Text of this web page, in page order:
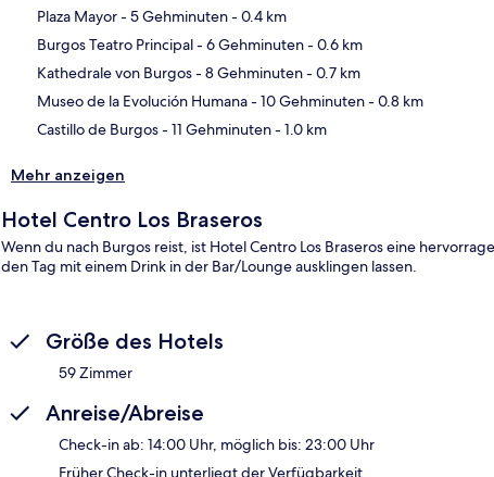
Plaza Mayor- 5 Gehminuten- 0.4 km
Burgos Teatro Principal- 6 Gehminuten- 0.6 km
Kathedrale von Burgos- 8 Gehminuten- 0.7 km
Museo de la Evolución Humana- 10 Gehminuten- 0.8 km
Castillo de Burgos- 11 Gehminuten- 1.0 km
Mehr anzeigen
Hotel Centro Los Braseros
Wenn du nach Burgos reist, ist Hotel Centro Los Braseros eine
den Tag mit einem Drink in der Bar/Lounge ausklingen lassen.
Größe des Hotels
59 Zimmer
Anreise/Abreise
Check-in ab: 14:00 Uhr, möglich bis: 23:00 Uhr
Früher Check-in unterliegt der Verfügbarkeit